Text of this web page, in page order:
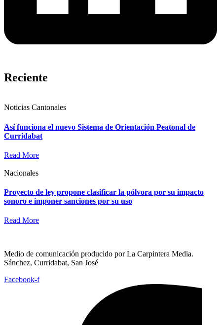
Reciente
Noticias Cantonales
Así funciona el nuevo Sistema de Orientación Peatonal de
Curridabat
Read More
Nacionales
Proyecto de ley propone clasificar la pólvora por su impacto
sonoro e imponer sanciones por su uso
Read More
Medio de comunicación producido por La Carpintera Media.
Sánchez, Curridabat, San José
Facebook-f